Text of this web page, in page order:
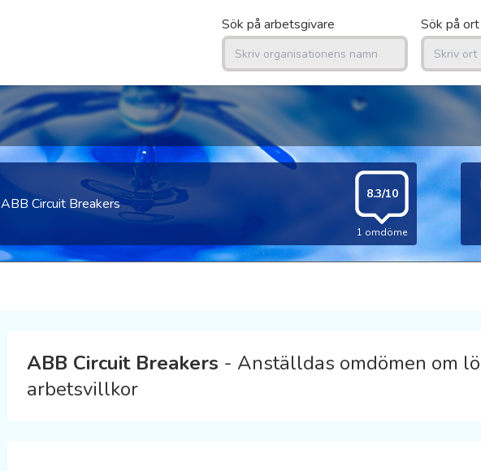
Sök på arbetsgivare
Sök på ort
ABB Circuit Breakers
8.3/10
1 omdöme
ABB Circuit Breakers - Anställdas omdömen om
arbetsvillkor